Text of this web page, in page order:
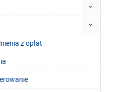
z opłat